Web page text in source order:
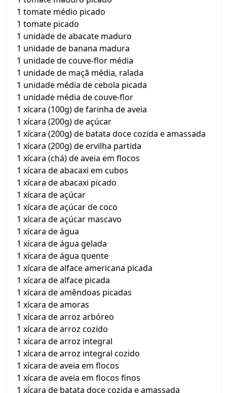
1 tomate médio picado
1 tomate picado
1 unidade de abacate maduro
1 unidade de banana madura
1 unidade de couve-flor média
1 unidade de maçã média, ralada
1 unidade média de cebola picada
1 unidade média de couve-flor
1 xícara (100g) de farinha de aveia
1 xícara (200g) de açúcar
1 xícara (200g) de batata doce cozida e amassada
1 xícara (200g) de ervilha partida
1 xícara (chá) de aveia em flocos
1 xícara de abacaxi em cubos
1 xícara de abacaxi picado
1 xícara de açúcar
1 xícara de açúcar de coco
1 xícara de açúcar mascavo
1 xícara de água
1 xícara de água gelada
1 xícara de água quente
1 xícara de alface americana picada
1 xícara de alface picada
1 xícara de amêndoas picadas
1 xícara de amoras
1 xícara de arroz arbóreo
1 xícara de arroz cozido
1 xícara de arroz integral
1 xícara de arroz integral cozido
1 xícara de aveia em flocos
1 xícara de aveia em flocos finos
1 xícara de batata doce cozida e amassada